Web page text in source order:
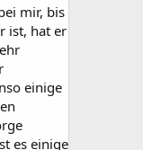
mir, bis
ist, hat er
einige
es einige